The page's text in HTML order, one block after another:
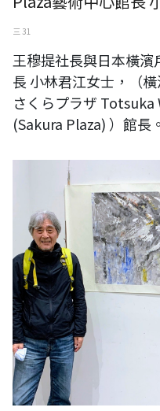
三 31
王穆提社長與日本橫
長 小林君江女士，（
さくらプラザ
(Sakura Plaza) ）館長。